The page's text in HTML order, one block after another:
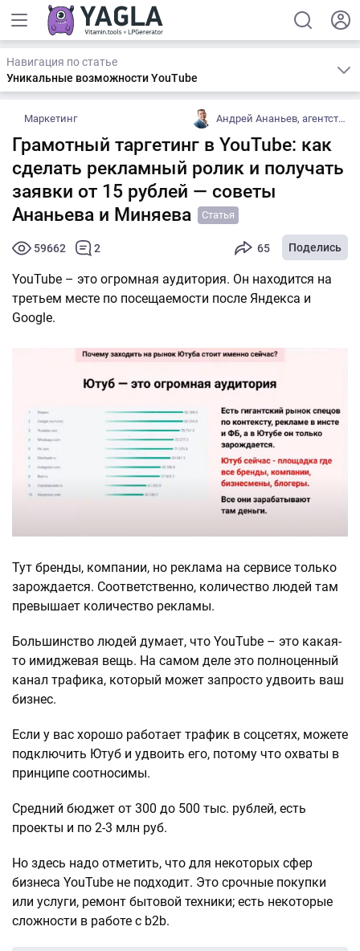
Навигация по статье
Уникальные возможности YouTube
Маркетинг Андрей Ананьев, агентство Ананьев и Миняев
Грамотный таргетинг в YouTube: как
сделать рекламный ролик и получать
заявки от 15 рублей — советы
Ананьева и Миняева
Статья
59662 2 65 Поделись
YouTube – это огромная аудитория. Он находится на
третьем месте по посещаемости после Яндекса и
Google.
Тут бренды, компании, но реклама на сервисе только
зарождается. Соответственно, количество людей там
превышает количество рекламы.
Большинство людей думает, что YouTube – это какая-
то имиджевая вещь. На самом деле это полноценный
канал трафика, который может запросто удвоить ваш
бизнес.
Если у вас хорошо работает трафик в соцсетях, можете
подключить Ютуб и удвоить его, потому что охваты в
принципе соотносимы.
Средний бюджет от 300 до 500 тыс. рублей, есть
проекты и по 2-3 млн руб.
Но здесь надо отметить, что для некоторых сфер
бизнеса YouTube не подходит. Это срочные покупки
или услуги, ремонт бытовой техники; есть некоторые
сложности в работе с b2b.